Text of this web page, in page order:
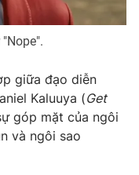
giữa đạo diễn
Kaluuya (Get
góp mặt của ngôi
và ngôi sao